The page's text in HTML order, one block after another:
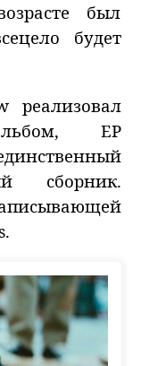
был
будет
реализовал
EP
сборник.